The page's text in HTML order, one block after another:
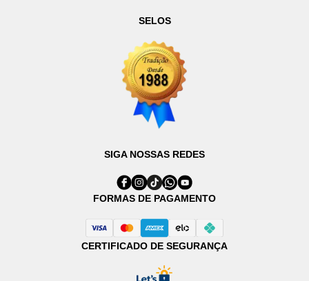
SELOS
SIGA NOSSAS REDES
FORMAS DE PAGAMENTO
CERTIFICADO DE SEGURANÇA